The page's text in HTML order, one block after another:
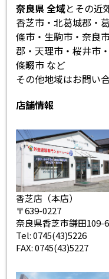
奈良県 全域とその近
香芝市・北葛城郡・
條市・生駒市・奈良
郡・天理市・桜井市
條畷市 など
その他地域はお問い
店舗情報
香芝店（本店）
〒639-0227
奈良県香芝市鎌田109-6
Tel: 0745(43)5226
FAX: 0745(43)5227